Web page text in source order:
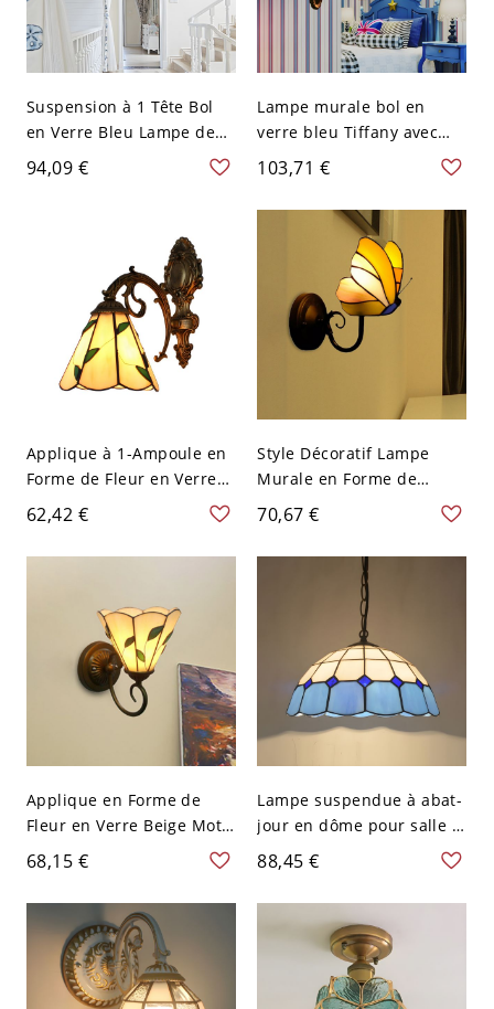
Suspension à 1 Tête Bol
en Verre Bleu Lampe de
Plafond Style
Méditerranéen - 110 V-
94,09 €
Lampe murale bol en
verre bleu Tiffany avec
bordure festonnée et 1
ampoule
103,71 €
Applique à 1-Ampoule en
Forme de Fleur en Verre
Beige Lampe Murale Style
Tiffany - Beige 110 V-120 V
62,42 €
Style Décoratif Lampe
Murale en Forme de
Papillon en Vitrail à 1
Lumière Applique Murale
en Métal - 110 V-120 V
70,67 €
Applique en Forme de
Fleur en Verre Beige Motif
de Feuille Lampe Murale à
1 Tête Style Tiffany avec
Bras Tourbillonné - 110 V-
120 V Beige 15,24 cm
68,15 €
Lampe suspendue à abat-
jour en dôme pour salle à
manger, en verre teinté
Tiffany, 1 tête - 110 V-120
V Bleu 30,48 cm
88,45 €